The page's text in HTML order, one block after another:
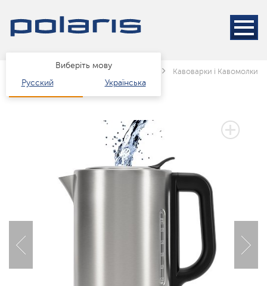
Виберіть мову
Русский
Українська
Каталог Техніка для кухні Кавоварки і Кавомолки
3 РОКИ ГАРАНТІЇ